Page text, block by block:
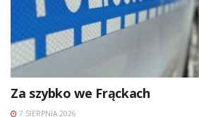
Za szybko we Frąckach
7 SIERPNIA 2026